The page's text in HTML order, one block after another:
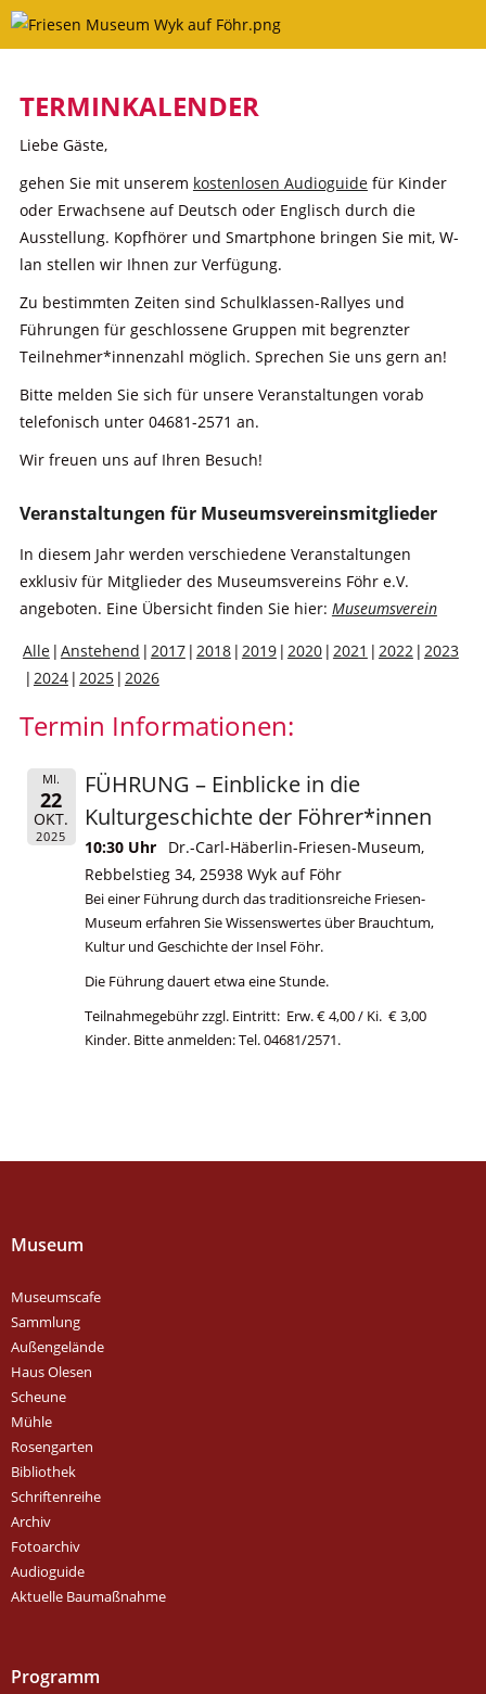
Skip
TERMINKALENDER
Liebe Gäste,
gehen Sie mit unserem kostenlosen Audioguidefür Kinder
oder Erwachsene auf Deutsch oder Englisch durch die
Ausstellung. Kopfhörer und Smartphone bringen Sie mit, W-
lan stellen wir Ihnen zur Verfügung.
Zu bestimmten Zeiten sind Schulklassen-Rallyes und
Führungen für geschlossene Gruppen mit begrenzter
Teilnehmer*innenzahl möglich. Sprechen Sie uns gern an!
Bitte melden Sie sich für unsere Veranstaltungen vorab
telefonisch unter 04681-2571 an.
Wir freuen uns auf Ihren Besuch!
Veranstaltungen für Museumsvereinsmitglieder
In diesem Jahr werden verschiedene Veranstaltungen
exklusiv für Mitglieder des Museumsvereins Föhr e.V.
angeboten. Eine Übersicht finden Sie hier: Museumsverein
Alle Anstehend 2017 2018 2019 2020 2021 2022
2023
2024 2025 2026
Termin Informationen:
MI.
22
OKT.
2025
FÜHRUNG – Einblicke in die
Kulturgeschichte der Föhrer*innen
10:30 Uhr
Dr.-Carl-Häberlin-Friesen-Museum,
Rebbelstieg 34, 25938 Wyk auf Föhr
Bei einer Führung durch das traditionsreiche Friesen-
Museum erfahren Sie Wissenswertes über Brauchtum,
Kultur und Geschichte der Insel Föhr.
Die Führung dauert etwa eine Stunde.
Teilnahmegebühr zzgl. Eintritt: Erw. € 4,00 / Ki. € 3,00
Kinder. Bitte anmelden: Tel. 04681/2571.
Museum
Museumscafe
Sammlung
Außengelände
Haus Olesen
Scheune
Mühle
Rosengarten
Bibliothek
Schriftenreihe
Archiv
Fotoarchiv
Audioguide
Aktuelle Baumaßnahme
Programm